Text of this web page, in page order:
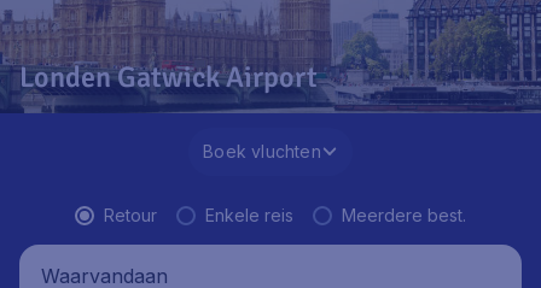
Londen Gatwick Airport
Boek vluchten
Retour Enkele reis Meerdere best.
Waarvandaan